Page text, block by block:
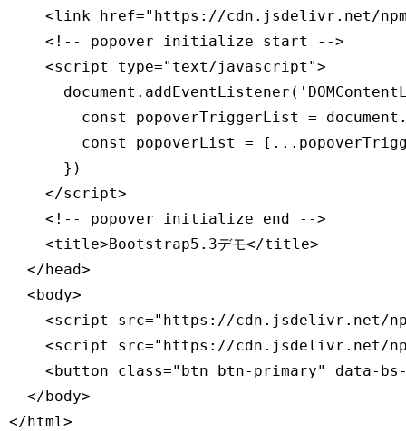
<link href="https://cdn.jsdelivr.net/
    <!-- popover initialize start -->
    <script type="text/javascript">
const popoverTriggerList =
const popoverList =
      })
    </script>
    <!-- popover initialize end -->
    <title>Bootstrap5.3デモ</title>
  </head>
  <body>
<script src="https://cdn.jsdelivr.net/
<script src="https://cdn.jsdelivr.net/
<button class="btn btn-primary" data-
  </body>
</html>